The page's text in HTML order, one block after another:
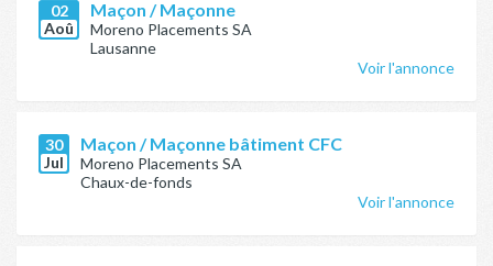
02
Aoû
Maçon / Maçonne
Moreno Placements SA
Lausanne
Voir l'annonce
30
Jul
Maçon / Maçonne bâtiment CFC
Moreno Placements SA
Chaux-de-fonds
Voir l'annonce